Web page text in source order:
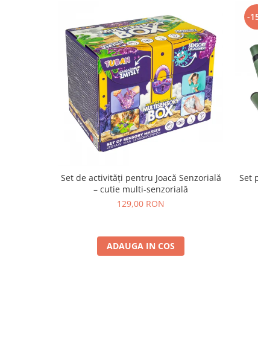
Set de activități pentru Joacă Senzorială
– cutie multi-senzorială
129,00 RON
ADAUGA IN COS
-
Set